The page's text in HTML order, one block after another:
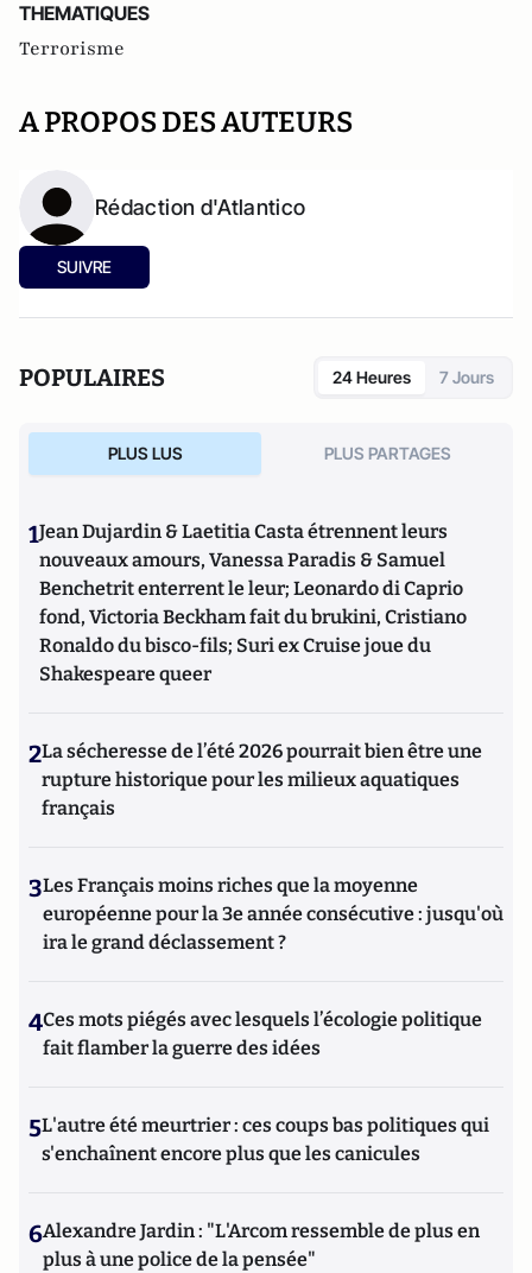
THEMATIQUES
Terrorisme
A PROPOS DES AUTEURS
Rédaction d'Atlantico
SUIVRE
POPULAIRES 24 Heures 7 Jours
PLUS LUS PLUS PARTAGES
1Jean Dujardin & Laetitia Casta étrennent leurs
nouveaux amours, Vanessa Paradis & Samuel
Benchetrit enterrent le leur; Leonardo di Caprio
fond, Victoria Beckham fait du brukini, Cristiano
Ronaldo du bisco-fils; Suri ex Cruise joue du
Shakespeare queer
2La sécheresse de l’été 2026 pourrait bien être une
rupture historique pour les milieux aquatiques
français
3Les Français moins riches que la moyenne
européenne pour la 3e année consécutive : jusqu'où
ira le grand déclassement ?
4Ces mots piégés avec lesquels l’écologie politique
fait flamber la guerre des idées
5L'autre été meurtrier : ces coups bas politiques qui
s'enchaînent encore plus que les canicules
6Alexandre Jardin : "L'Arcom ressemble de plus en
plus à une police de la pensée"